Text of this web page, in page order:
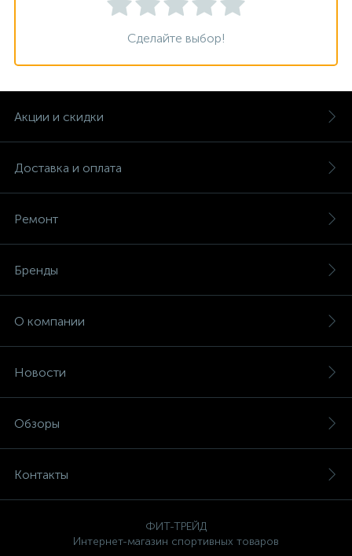
Сделайте выбор!
Акции и скидки
Доставка и оплата
Ремонт
Бренды
О компании
Новости
Обзоры
Контакты
ФИТ-ТРЕЙД
Интернет-магазин спортивных товаров